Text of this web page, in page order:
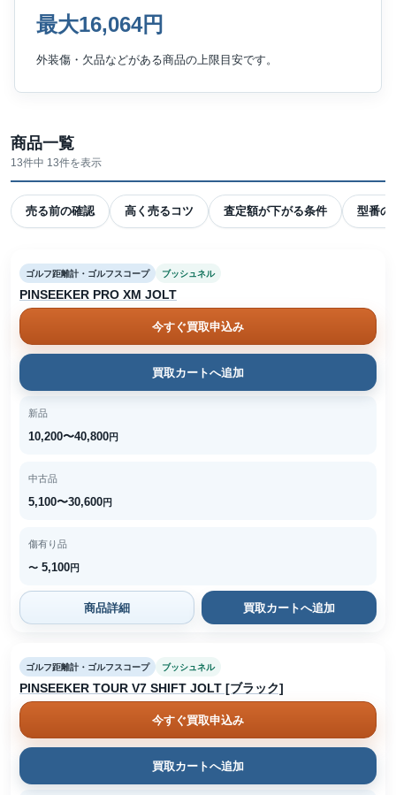
最大16,064円
外装傷・欠品などがある商品の上限目安です。
商品一覧
13件中 13件を表示
売る前の確認 高く売るコツ 査定額が下がる条件 型番の
ゴルフ距離計・ゴルフスコープ ブッシュネル
PINSEEKER PRO XM JOLT
今すぐ買取申込み
買取カートへ追加
新品
10,200〜40,800円
中古品
5,100〜30,600円
傷有り品
〜 5,100円
商品詳細 買取カートへ追加
ゴルフ距離計・ゴルフスコープ ブッシュネル
PINSEEKER TOUR V7 SHIFT JOLT [ブラック]
今すぐ買取申込み
買取カートへ追加